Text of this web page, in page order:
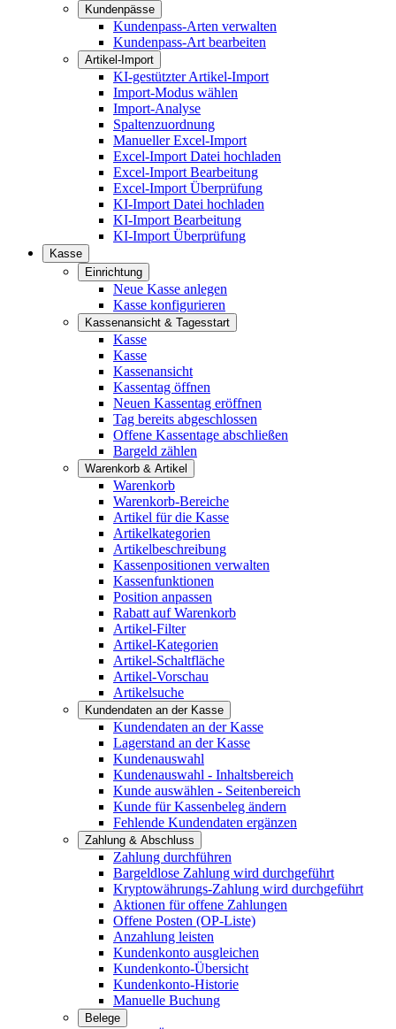
Kundenpässe
Kundenpass-Arten verwalten
Kundenpass-Art bearbeiten
Artikel-Import
KI-gestützter Artikel-Import
Import-Modus wählen
Import-Analyse
Spaltenzuordnung
Manueller Excel-Import
Excel-Import Datei hochladen
Excel-Import Bearbeitung
Excel-Import Überprüfung
KI-Import Datei hochladen
KI-Import Bearbeitung
KI-Import Überprüfung
Kasse
Einrichtung
Neue Kasse anlegen
Kasse konfigurieren
Kassenansicht & Tagesstart
Kasse
Kasse
Kassenansicht
Kassentag öffnen
Neuen Kassentag eröffnen
Tag bereits abgeschlossen
Offene Kassentage abschließen
Bargeld zählen
Warenkorb & Artikel
Warenkorb
Warenkorb-Bereiche
Artikel für die Kasse
Artikelkategorien
Artikelbeschreibung
Kassenpositionen verwalten
Kassenfunktionen
Position anpassen
Rabatt auf Warenkorb
Artikel-Filter
Artikel-Kategorien
Artikel-Schaltfläche
Artikel-Vorschau
Artikelsuche
Kundendaten an der Kasse
Kundendaten an der Kasse
Lagerstand an der Kasse
Kundenauswahl
Kundenauswahl - Inhaltsbereich
Kunde auswählen - Seitenbereich
Kunde für Kassenbeleg ändern
Fehlende Kundendaten ergänzen
Zahlung & Abschluss
Zahlung durchführen
Bargeldlose Zahlung wird durchgeführt
Kryptowährungs-Zahlung wird durchgeführt
Aktionen für offene Zahlungen
Offene Posten (OP-Liste)
Anzahlung leisten
Kundenkonto ausgleichen
Kundenkonto-Übersicht
Kundenkonto-Historie
Manuelle Buchung
Belege